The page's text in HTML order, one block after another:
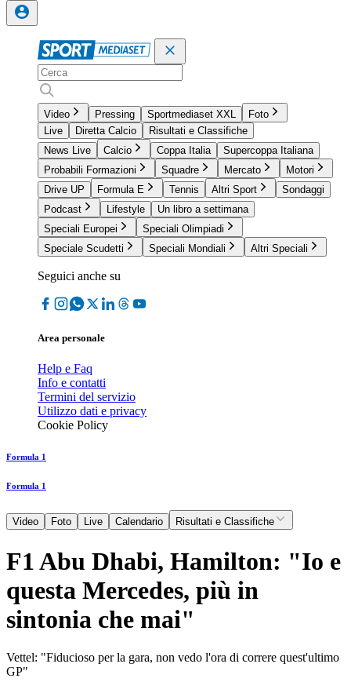
Video Pressing Sportmediaset XXL
Foto
Live
Diretta Calcio
Risultati e Classifiche
News Live
Calcio Coppa Italia
Supercoppa Italiana
Probabili Formazioni
Squadre Mercato
Motori
Drive UP
Formula E Tennis Altri Sport
Sondaggi
Podcast
Lifestyle
Un libro a settimana
Speciali Europei
Speciali Olimpiadi
Speciale Scudetti
Speciali Mondiali Altri Speciali
Seguici anche su
Area personale
Help e Faq
Info e contatti
Termini del servizio
Utilizzo dati e privacy
Cookie Policy
Formula 1
Formula 1
Video Foto Live Calendario Risultati e Classifiche
F1 Abu Dhabi, Hamilton: "Io e
questa Mercedes, più in
sintonia che mai"
Vettel: "Fiducioso per la gara, non vedo l'ora di correre quest'ultimo
GP"